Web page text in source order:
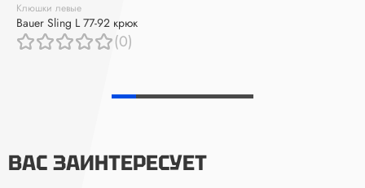
Клюшки левые
Bauer Sling L 77-92 крюк
(0)
ВАС ЗАИНТЕРЕСУЕТ